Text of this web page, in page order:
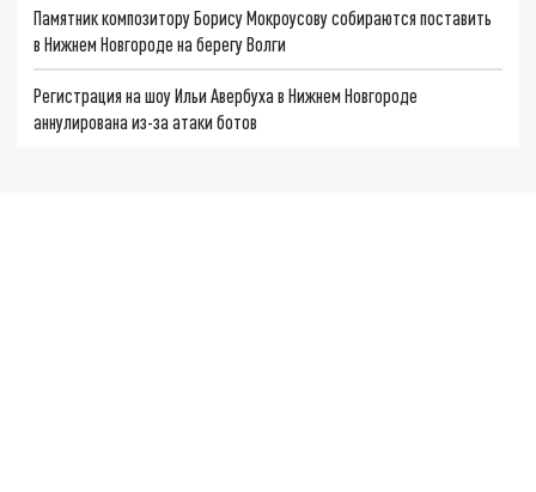
Памятник композитору Борису Мокроусову собираются поставить
в Нижнем Новгороде на берегу Волги
Регистрация на шоу Ильи Авербуха в Нижнем Новгороде
аннулирована из-за атаки ботов